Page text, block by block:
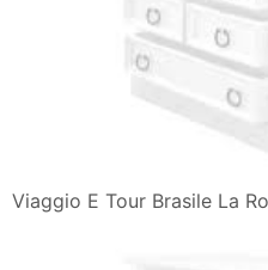
Viaggio E Tour Brasile La